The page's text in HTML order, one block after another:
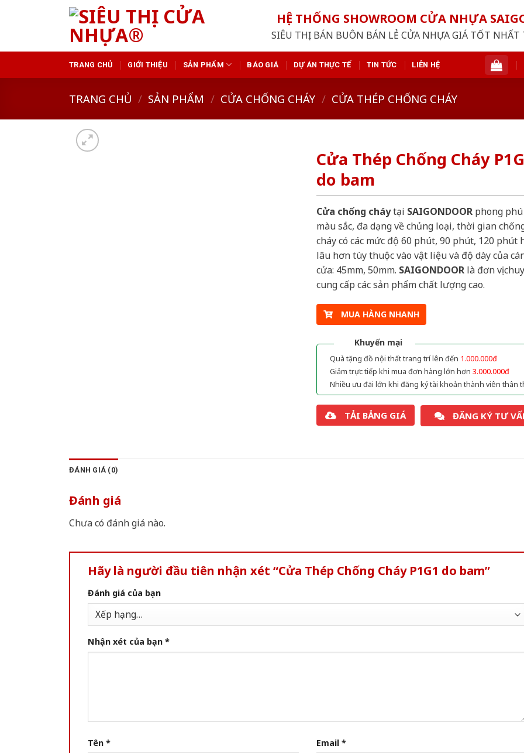
HỆ THỐNG SHOWROOM CỬA NHỰA
SIÊU THỊ BÁN BUÔN BÁN LẺ CỬA NHỰA GIÁ TỐT NHẤT
TRANG CHỦ GIỚI THIỆU SẢN PHẨM BÁO GIÁ DỰ ÁN THỰC TẾ TIN TỨC LIÊN HỆ
TRANG CHỦ / SẢN PHẨM / CỬA CHỐNG CHÁY / CỬA THÉP CHỐNG CHÁY
Cửa Thép Chống Cháy
do bam
Cửa chống cháytại SAIGONDOORphong phú
màu sắc, đa dạng về chủng loại, thời gian
cháy có các mức độ 60 phút, 90 phút, 120 phút
lâu hơn tùy thuộc vào vật liệu và độ dày của
cửa: 45mm, 50mm. SAIGONDOORlà đơn vị
cung cấp các sản phẩm chất lượng cao.
MUA HÀNG NHANH
Khuyến mại
Quà tặng đồ nội thất trang trí lên đến 1.000.000đ
Giảm trực tiếp khi mua đơn hàng lớn hơn 3.000.000đ
Nhiều ưu đãi lớn khi đăng ký tài khoản thành viên thân
TẢI BẢNG GIÁ ĐĂNG KÝ TƯ
ĐÁNH GIÁ (0)
Đánh giá
Chưa có đánh giá nào.
Hãy là người đầu tiên nhận xét “Cửa Thép Chống Cháy P1G1 do bam”
Đánh giá của bạn
Nhận xét của bạn *
Tên * Email *